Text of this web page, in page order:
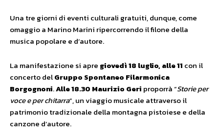
Una tre giorni di eventi culturali gratuiti, dunque, come
omaggio a Marino Marini ripercorrendo il filone della
musica popolare e d’autore.
La manifestazione si apre giovedì 18 luglio, alle 11 con il
concerto delGruppo Spontaneo Filarmonica
Borgognoni.Alle 18.30 Maurizio Geri proporrà “Storie per
voce e per chitarra”, un viaggio musicale attraverso il
patrimonio tradizionale della montagna pistoiese e della
canzone d’autore.